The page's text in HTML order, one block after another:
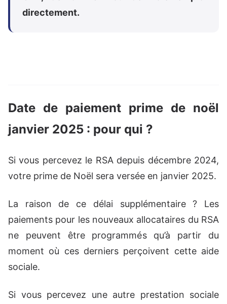
directement.
Date de paiement prime de noël
janvier 2025 : pour qui ?
Si vous percevez le RSA depuis décembre 2024,
votre prime de Noël sera versée en janvier 2025.
La raison de ce délai supplémentaire ? Les
paiements pour les nouveaux allocataires du RSA
ne peuvent être programmés qu’à partir du
moment où ces derniers perçoivent cette aide
sociale.
Si vous percevez une autre prestation sociale